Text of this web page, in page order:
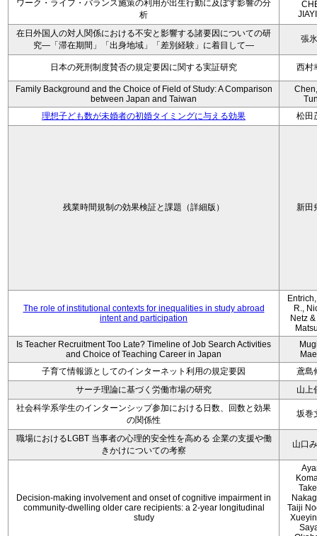
ワーク・ライフ・バランス施策の利用が出生行動に及ぼす影響の分
析
在日外国人の対人関係における不安と影響する諸要因についての研
究―「滞在期間」「出身地域」「差別経験」に着目して―
張
日本の死刑制度賛否の規定要因に関する実証研究 西村
Family Background and the Choice of Field of Study: A Comparison
between Japan and Taiwan
理想子ども数が未婚者の初婚タイミングに与える効果
松田
残業時間規制の効果検証と課題（詳細版） 新田
The role of institutional contexts for inequalities in study abroad
intent and participation
R.,
Netz
Is Teacher Recruitment Too Late? Timeline of Job Search Activities
and Choice of Teaching Career in Japan
子育て情報源としてのインターネット利用の規定要因
鳶島
サーチ理論に基づく労働市場の研究
山上
社会科学系学生のインターンシップ参加における日数、回数と効果
の関係性
坂巻
職場におけるLGBT 当事者の心理的安全性を高める 企業の支援や働
きかけについての考察
山口
Decision-making involvement and onset of cognitive impairment in
community-dwelling older care recipients: a 2-year longitudinal
study
Taiji